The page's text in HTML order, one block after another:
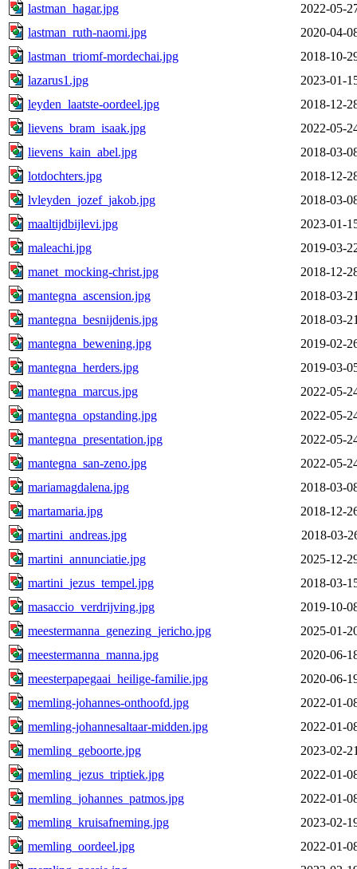
lastman_hagar.jpg
2022-05-
lastman_ruth-naomi.jpg
2020-04-
lastman_triomf-mordechai.jpg
2018-10-
lazarus1.jpg
2023-01-
leyden_laatste-oordeel.jpg
2018-12-
lievens_bram_isaak.jpg
2022-05-
lievens_kain_abel.jpg
2018-03-
lotdochters.jpg
2018-12-
lvleyden_jozef_jakob.jpg
2018-03-
maaltijdbijlevi.jpg
2023-01-
maleachi.jpg
2019-03-
manet_mocking-christ.jpg
2018-12-
mantegna_ascension.jpg
2018-03-
mantegna_besnijdenis.jpg
2018-03-
mantegna_bewening.jpg
2019-02-
mantegna_herders.jpg
2019-03-
mantegna_marcus.jpg
2022-05-
mantegna_opstanding.jpg
2022-05-
mantegna_presentation.jpg
2022-05-
mantegna_san-zeno.jpg
2022-05-
mariamagdalena.jpg
2018-03-
martamaria.jpg
2018-12-
martini_andreas.jpg
2018-03-
martini_annunciatie.jpg
2025-12-
martini_jezus_tempel.jpg
2018-03-
masaccio_verdrijving.jpg
2019-10-
meestermanna_genezing_jericho.jpg
2025-01-
meestermanna_manna.jpg
2020-06-
meesterpapegaai_heilige-familie.jpg
2020-06-
memling-johannes-onthoofd.jpg
2022-01-
memling-johannesaltaar-midden.jpg
2022-01-
memling_geboorte.jpg
2023-02-
memling_jezus_triptiek.jpg
2022-01-
memling_johannes_patmos.jpg
2022-01-
memling_kruisafneming.jpg
2023-02-
memling_oordeel.jpg
2022-01-